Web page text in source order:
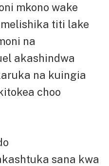
mkono wake
titi lake
na
akashindwa
na kuingia
choo
sana kwa